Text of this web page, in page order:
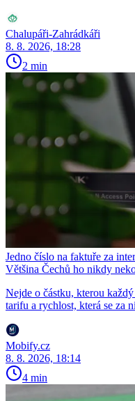
Chalupáři-Zahrádkáři
8. 8. 2026, 18:28
2 min
Jedno číslo na faktuře za
Většina Čechů ho nikdy
Nejde o částku, kterou
tarifu a rychlost, která se za
Mobify.cz
8. 8. 2026, 18:14
4 min